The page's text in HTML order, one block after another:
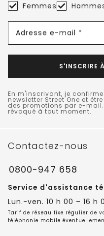
Femmes
Adresse e-mail *
S'INSCRIRE
En m'inscrivant, je
newsletter Street One et
des promotions par e-
révoqué à tout moment.
Contactez-nous
0800-947 658
Service d'assistance
Lun.-ven. 10 h 00 – 16 h
Tarif de réseau fixe régulier de
téléphonie mobile